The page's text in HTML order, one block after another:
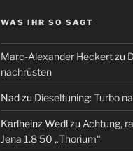
WAS IHR SO SAGT
Marc-Alexander Heckertzu
nachrüsten
Nadzu Dieseltuning: Turbo
Karlheinz Wedlzu Achtung,
Jena 1.8 50 „Thorium“